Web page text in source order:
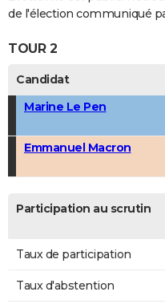
FORUM
Bricolage
Lifestyle
Culture
Sport
Auto
Television
Voyage
Cinema
de l'élection communiqué
TOUR 2
Candidat
Marine Le Pen
Emmanuel Macron
Participation au scrutin
Taux de participation
Taux d'abstention